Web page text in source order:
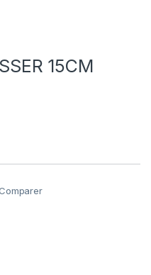
15CM
quantity